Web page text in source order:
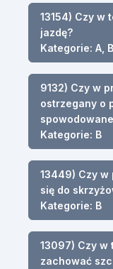
13154) Czy w
jazdę?
Kategorie: A,
9132) Czy w
ostrzegany o
Kategorie: B
13449) Czy
się do
Kategorie: B
13097) Czy
zachować